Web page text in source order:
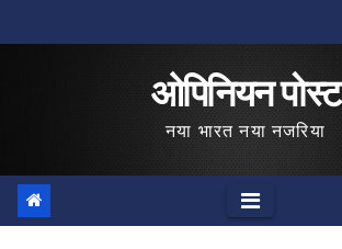
to
ओपिनियन पोस्ट
नया भारत नया नजरिया